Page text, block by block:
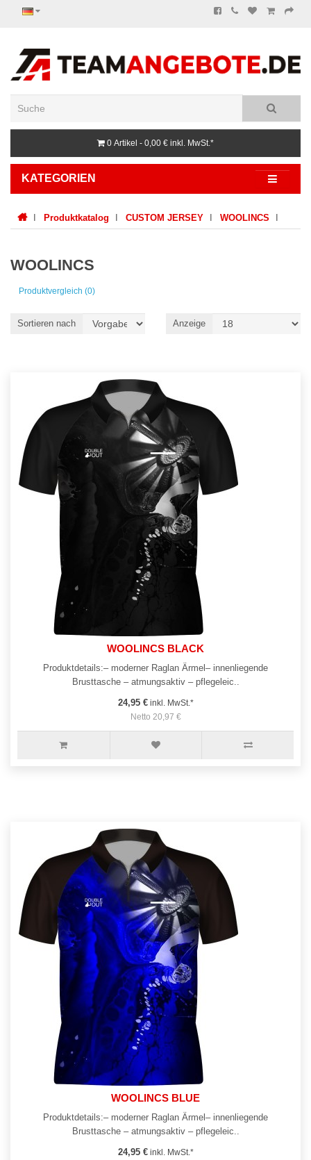
0 Artikel - 0,00 € inkl. MwSt.*
KATEGORIEN
Produktkatalog CUSTOM JERSEY WOOLINCS
WOOLINCS
Produktvergleich (0)
Sortieren nach Anzeige
WOOLINCS BLACK
Produktdetails:– moderner Raglan Ärmel– innenliegende
Brusttasche – atmungsaktiv – pflegeleic..
24,95 €inkl. MwSt.*
Netto 20,97 €
WOOLINCS BLUE
Produktdetails:– moderner Raglan Ärmel– innenliegende
Brusttasche – atmungsaktiv – pflegeleic..
24,95 €inkl. MwSt.*